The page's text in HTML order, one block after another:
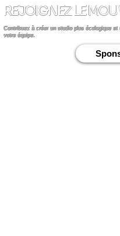
REJOIGNEZ LE
Contribuez à créer un studio plus écologique
votre équipe.